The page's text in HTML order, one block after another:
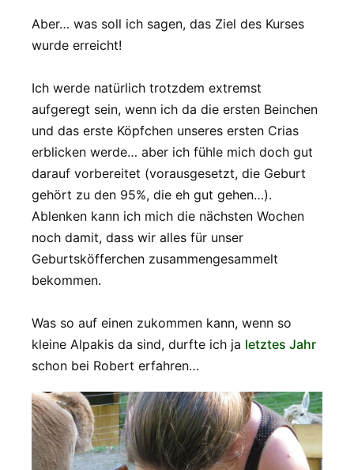
Aber… was soll ich sagen, das Ziel des Kurses
wurde erreicht!
Ich werde natürlich trotzdem extremst
aufgeregt sein, wenn ich da die ersten Beinchen
und das erste Köpfchen unseres ersten Crias
erblicken werde… aber ich fühle mich doch gut
darauf vorbereitet (vorausgesetzt, die Geburt
gehört zu den 95%, die eh gut gehen…).
Ablenken kann ich mich die nächsten Wochen
noch damit, dass wir alles für unser
Geburtsköfferchen zusammengesammelt
bekommen.
Was so auf einen zukommen kann, wenn so
kleine Alpakis da sind, durfte ich ja letztes Jahr
schon bei Robert erfahren…